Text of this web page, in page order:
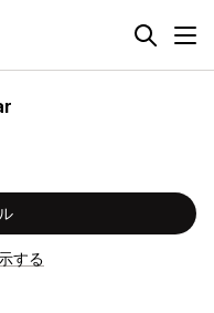
する